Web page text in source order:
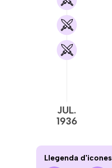
JUL.
1936
Llegenda d'icones